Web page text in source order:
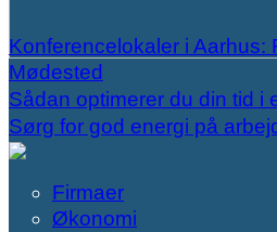
Konferencelokaler i Aarhus:
Mødested
Sådan optimerer du din tid i
Sørg for god energi på
Firmaer
Økonomi